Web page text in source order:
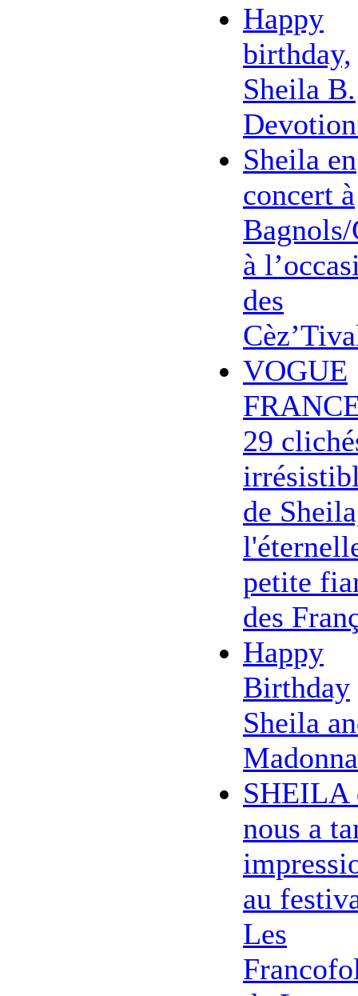
Happy
birthday,
Sheila B.
Sheila en
concert à
Bagnols/
à
des
VOGUE
29
de
petite
des
Happy
Birthday
Sheila
Madonna
SHEILA
nous a
au
Les